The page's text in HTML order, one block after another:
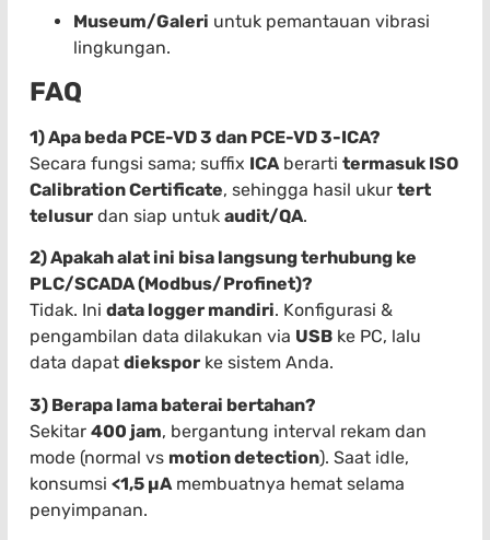
Museum/Galeri untuk pemantauan vibrasi
lingkungan.
FAQ
1) Apa beda PCE-VD 3 dan PCE-VD 3-ICA?
Secara fungsi sama; suffix ICAberarti termasuk ISO
Calibration Certificate, sehingga hasil ukur tert
telusur dan siap untuk audit/QA.
2) Apakah alat ini bisa langsung terhubung ke
PLC/SCADA (Modbus/Profinet)?
Tidak. Ini data logger mandiri. Konfigurasi &
pengambilan data dilakukan via USB ke PC, lalu
data dapat diekspor ke sistem Anda.
3) Berapa lama baterai bertahan?
Sekitar 400 jam, bergantung interval rekam dan
mode (normal vs motion detection). Saat idle,
konsumsi <1,5 µA membuatnya hemat selama
penyimpanan.